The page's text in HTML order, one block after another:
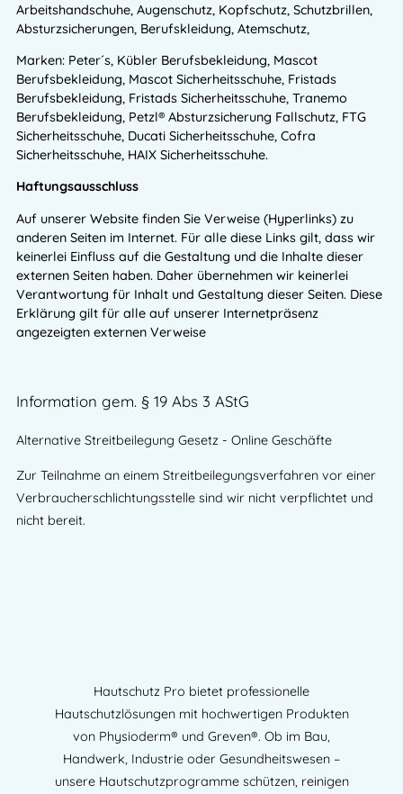
Arbeitshandschuhe, Augenschutz, Kopfschutz, Schutzbrillen,
Absturzsicherungen, Berufskleidung, Atemschutz,
Marken: Peter´s, Kübler Berufsbekleidung, Mascot
Berufsbekleidung, Mascot Sicherheitsschuhe, Fristads
Berufsbekleidung, Fristads Sicherheitsschuhe, Tranemo
Berufsbekleidung, Petzl® Absturzsicherung Fallschutz, FTG
Sicherheitsschuhe, Ducati Sicherheitsschuhe, Cofra
Sicherheitsschuhe, HAIX Sicherheitsschuhe.
Haftungsausschluss
Auf unserer Website finden Sie Verweise (Hyperlinks) zu
anderen Seiten im Internet. Für alle diese Links gilt, dass wir
keinerlei Einfluss auf die Gestaltung und die Inhalte dieser
externen Seiten haben. Daher übernehmen wir keinerlei
Verantwortung für Inhalt und Gestaltung dieser Seiten. Diese
Erklärung gilt für alle auf unserer Internetpräsenz
angezeigten externen Verweise
Information gem. § 19 Abs 3 AStG
Alternative Streitbeilegung Gesetz - Online Geschäfte
Zur Teilnahme an einem Streitbeilegungsverfahren vor einer
Verbraucherschlichtungsstelle sind wir nicht verpflichtet und
nicht bereit.
Hautschutz Pro bietet professionelle
Hautschutzlösungen mit hochwertigen Produkten
von Physioderm® und Greven®. Ob im Bau,
Handwerk, Industrie oder Gesundheitswesen –
unsere Hautschutzprogramme schützen, reinigen